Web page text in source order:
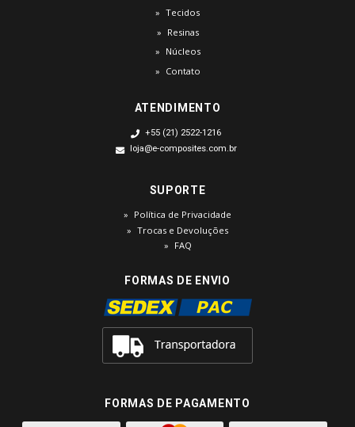
Tecidos
Resinas
Núcleos
Contato
ATENDIMENTO
+55 (21) 2522-1216
loja@e-composites.com.br
SUPORTE
Política de Privacidade
Trocas e Devoluções
FAQ
FORMAS DE ENVIO
FORMAS DE PAGAMENTO